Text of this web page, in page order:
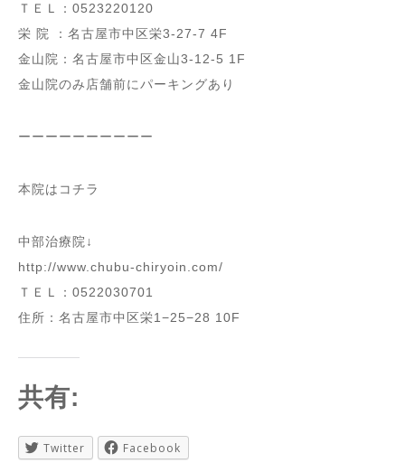
ＴＥＬ：0523220120
栄 院 ：名古屋市中区栄3-27-7 4F
金山院：名古屋市中区金山3-12-5 1F
金山院のみ店舗前にパーキングあり
ーーーーーーーーーー
本院はコチラ
中部治療院↓
http://www.chubu-chiryoin.com/
ＴＥＬ：0522030701
住所：名古屋市中区栄1−25−28 10F
共有:
Twitter Facebook